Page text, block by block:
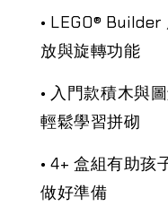
• LEGO®
放與旋轉功能
• 入門款積木與
輕鬆學習拼砌
• 4+ 盒組有助孩
做好準備